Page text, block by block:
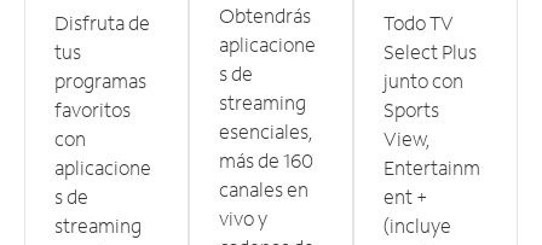
Disfruta de
tus
programas
favoritos
con
aplicacione
s de
streaming
Obtendrás
aplicacione
s de
streaming
esenciales,
más de 160
canales en
vivo y
Todo TV
Select Plus
junto con
Sports
View,
Entertainm
ent +
(incluye